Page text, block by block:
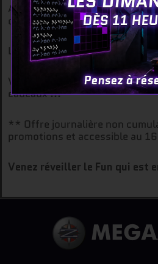
Attention, les places sont
obligatoires !
L’arrivée sur le site se fera 30
Venez déguisés et tentez de
cadeaux !!!
** Offre journalière non
promotions et accessible au
Venez réveiller le Fun qui est
DÈS 11
Pensez à